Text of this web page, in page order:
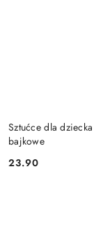
Sztućce dla
bajkowe
Cena:
23.90